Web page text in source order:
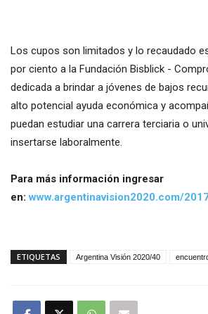
Los cupos son limitados y lo recaudado
por ciento a la Fundación Bisblick -
dedicada a brindar a jóvenes de bajos
alto potencial ayuda económica y
puedan estudiar una carrera terciaria o
insertarse laboralmente.
Para más información ingresar
en:www.argentinavision2020.com/
ETIQUETAS Argentina Visión 2020/40